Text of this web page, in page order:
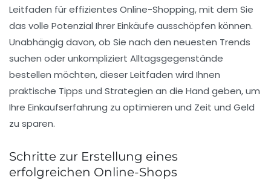
Leitfaden füreffizientes Online-Shopping, mit dem Sie
das volle Potenzial Ihrer Einkäufe ausschöpfen können.
Unabhängig davon, ob Sie nach den neuesten Trends
suchen oder unkompliziert Alltagsgegenstände
bestellen möchten, dieser Leitfaden wird Ihnen
praktische Tipps und Strategien an die Hand geben, um
Ihre Einkaufserfahrung zu optimieren und Zeit und Geld
zu sparen.
Schritte zur Erstellung eines
erfolgreichen Online-Shops